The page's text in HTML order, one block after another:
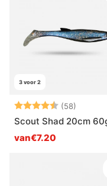
3 voor 2
Beoordeling:
(58)
4.5
Scout Shad 20cm
van€7.20